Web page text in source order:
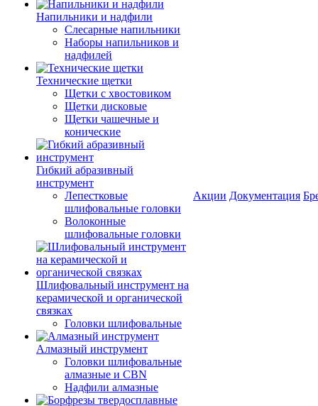
Напильники и надфили
Слесарные напильники
Наборы напильников и
надфилей
Технические щетки
Щетки с хвостовиком
Щетки дисковые
Щетки чашечные и
конические
Гибкий абразивный
инструмент
Лепестковые
шлифовальные головки
Волоконные
шлифовальные головки
Шлифовальный инструмент на
керамической и органической
связках
Головки шлифовальные
Алмазный инструмент
Головки шлифовальные
алмазные и CBN
Надфили алмазные
Акции Документация